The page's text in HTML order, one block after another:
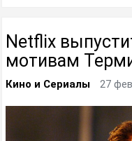
Netflix
мотивам
Кино и Сериалы 27